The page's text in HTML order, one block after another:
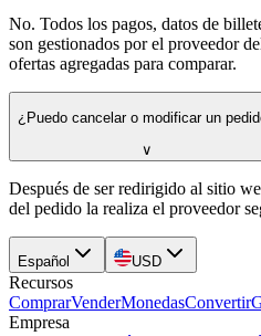
No. Todos los pagos, datos de
son gestionados por el proveedor
ofertas agregadas para comparar.
¿Puedo cancelar o modificar un
∨
Después de ser redirigido al sitio
del pedido la realiza el proveedor
Español USD
Recursos
ComprarVenderMonedasConvertir
Empresa